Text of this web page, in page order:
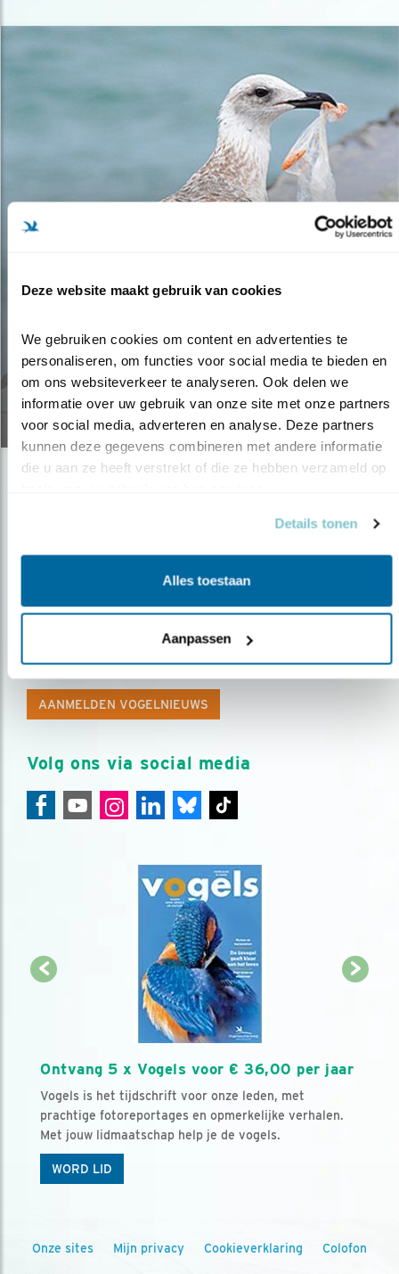
Deze website maakt gebruik van cookies
We gebruiken cookies om content en advertenties te
personaliseren, om functies voor social media te bieden en
om ons websiteverkeer te analyseren. Ook delen we
informatie over uw gebruik van onze site met onze partners
voor social media, adverteren en analyse. Deze partners
kunnen deze gegevens combineren met andere informatie
die u aan ze heeft verstrekt of die ze hebben verzameld op
Details tonen
Alles toestaan
Aanpassen
Tip
PLASTIC-NOT-SO-FANTASTIC
26.07.18
Op de hoogte blijven?
Meld je aan en ontvang nieuws, inspiratie, acties en tips
AANMELDEN VOGELNIEUWS
Volg ons via social media
Ontvang 5 x Vogels voor € 36,00 per jaar
Vogels is het tijdschrift voor onze leden, met
prachtige fotoreportages en opmerkelijke verhalen.
Met jouw lidmaatschap help je de vogels.
WORD LID
Onze sites Mijn privacy Cookieverklaring Colofon